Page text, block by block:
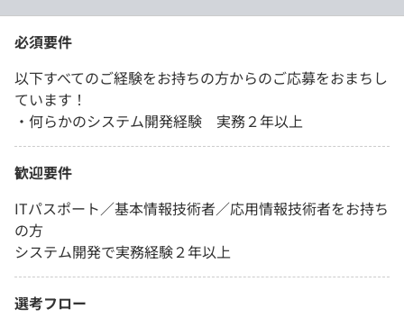
必須要件
以下すべてのご経験をお持ちの方からのご応募をおまちし
ています！
・何らかのシステム開発経験 実務２年以上
歓迎要件
ITパスポート／基本情報技術者／応用情報技術者をお持ち
の方
システム開発で実務経験２年以上
選考フロー